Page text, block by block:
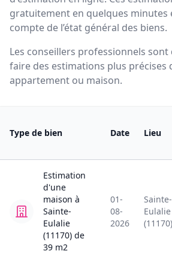
gratuitement en quelques minutes
compte de l’état général des biens.
Les conseillers professionnels
faire des estimations plus précises
appartement ou maison.
Type de bien Date Lieu
Estimation
d'une
maison à
Sainte-
Eulalie
(11170) de
39 m2
01-
08-
2026
Sainte-
Eulalie
(11170)